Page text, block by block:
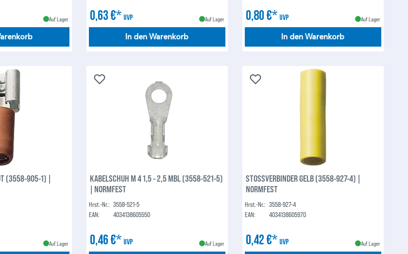
Auf Lager 0,63 €* UVP Auf Lager
In den Warenkorb
0,80 €* UVP Auf Lager
In den Warenkorb
(3558-905-1) |
Auf Lager
KABELSCHUH M 4 1,5 - 2,5 MBL (3558-521-5)
| NORMFEST
Hrst.-Nr.: 3558-521-5
EAN:
4034138605550
0,46 €* UVP Auf Lager
STOSSVERBINDER GELB (3558-927-4) |
NORMFEST
Hrst.-Nr.: 3558-927-4
EAN:
4034138605970
0,42 €* UVP Auf Lager